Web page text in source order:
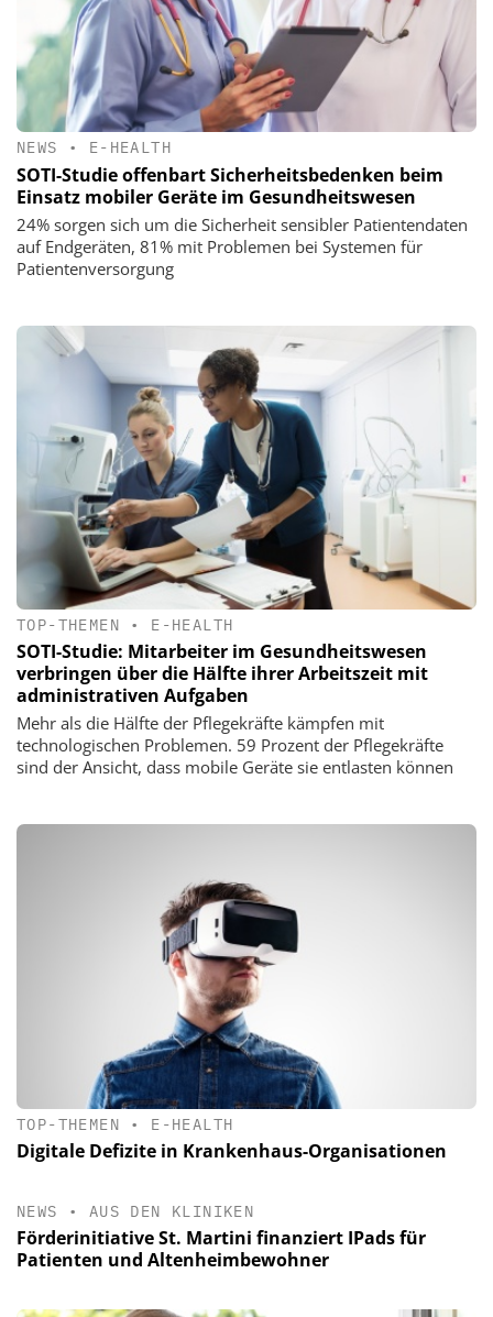
NEWS • E-HEALTH
SOTI-Studie offenbart Sicherheitsbedenken beim
Einsatz mobiler Geräte im Gesundheitswesen
24% sorgen sich um die Sicherheit sensibler Patientendaten
auf Endgeräten, 81% mit Problemen bei Systemen für
Patientenversorgung
TOP-THEMEN • E-HEALTH
SOTI-Studie: Mitarbeiter im Gesundheitswesen
verbringen über die Hälfte ihrer Arbeitszeit mit
administrativen Aufgaben
Mehr als die Hälfte der Pflegekräfte kämpfen mit
technologischen Problemen. 59 Prozent der Pflegekräfte
sind der Ansicht, dass mobile Geräte sie entlasten können
TOP-THEMEN • E-HEALTH
Digitale Defizite in Krankenhaus-Organisationen
NEWS • AUS DEN KLINIKEN
Förderinitiative St. Martini finanziert IPads für
Patienten und Altenheimbewohner